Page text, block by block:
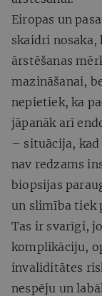
Eiropas un
skaidri
ārstēšanas
mazināšanai,
nepietiek, ka
jāpanāk arī
– situācija,
nav redzams
biopsijas
un slimība tiek
Tas ir svarīgi,
komplikāciju,
invaliditātes
nespēju un